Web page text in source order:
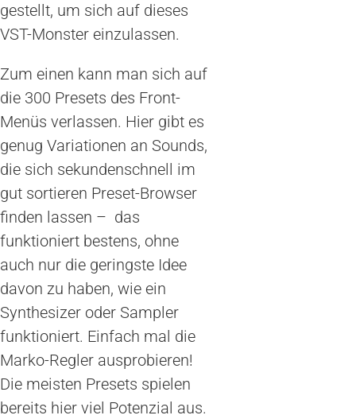
gestellt, um sich auf dieses
VST-Monster einzulassen.
Zum einen kann man sich auf
die 300 Presets des Front-
Menüs verlassen. Hier gibt es
genug Variationen an Sounds,
die sich sekundenschnell im
gut sortieren Preset-Browser
finden lassen – das
funktioniert bestens, ohne
auch nur die geringste Idee
davon zu haben, wie ein
Synthesizer oder Sampler
funktioniert. Einfach mal die
Marko-Regler ausprobieren!
Die meisten Presets spielen
bereits hier viel Potenzial aus.